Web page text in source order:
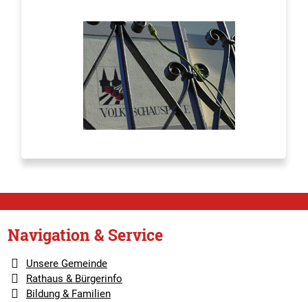
Navigation & Service
Unsere Gemeinde
Rathaus & Bürgerinfo
Bildung & Familien